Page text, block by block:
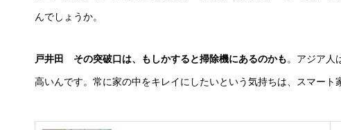
んでしょうか。
戸井田 その突破口は、もしかすると掃除機にあるのかも。アジア人
高いんです。常に家の中をキレイにしたいという気持ちは、スマート